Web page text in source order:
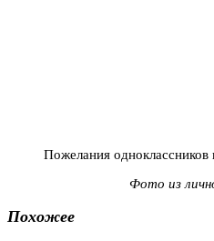
Пожелания
Фото из
Похожее